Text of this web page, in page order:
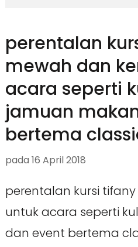
perentalan
mewah dan
acara seperti
jamuan
bertema
pada 16 April 2018
perentalan kursi
untuk acara seperti
dan event bertema